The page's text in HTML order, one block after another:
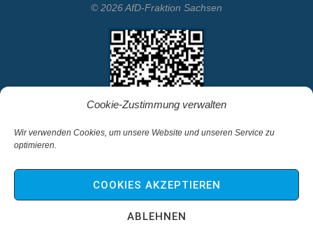
Cookie-Zustimmung verwalten
Wir verwenden Cookies, um unsere Website und unseren Service zu
optimieren.
COOKIES AKZEPTIEREN
ABLEHNEN
© 2026 AfD-Fraktion Sachsen
Startseite
Kontakt
Impressum & Haftungsausschluss
Datenschutz